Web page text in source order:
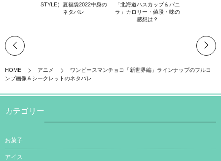
STYLE）夏福袋2022中身の
ネタバレ
「北海道ハスカップ＆バニ
ラ」カロリー・値段・味の
感想は？
HOME アニメ
ワンピースマンチョコ「新世界編」ラインナップのフルコ
ンプ画像＆シークレットのネタバレ
カテゴリー
お菓子
アイス